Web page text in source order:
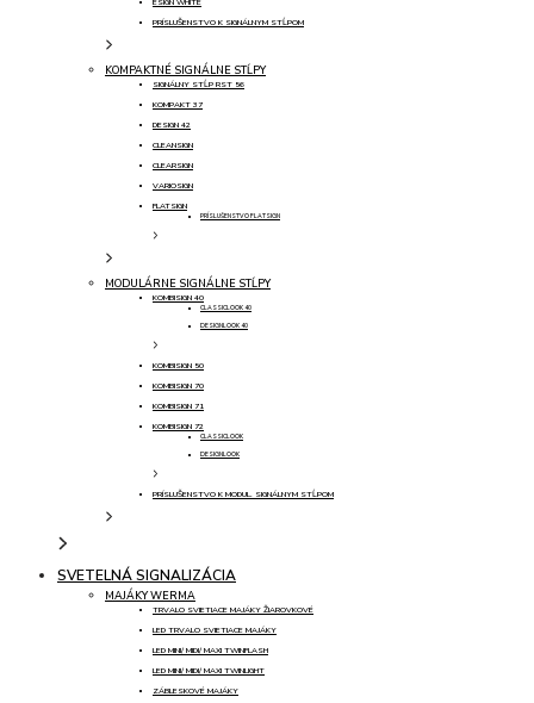
PRÍSLUŠENSTVO K SIGNÁLNYM STĹPOM
KOMPAKTNÉ SIGNÁLNE STĹPY
SIGNÁLNY STĹP RST 56
KOMPAKT 37
DESIGN 42
CLEANSIGN
CLEARSIGN
VARIOSIGN
FLATSIGN
PRÍSLUŠENSTVO FLATSIGN
MODULÁRNE SIGNÁLNE STĹPY
KOMBISIGN 40
CLASSICLOOK 40
DESIGNLOOK 40
KOMBISIGN 50
KOMBISIGN 70
KOMBISIGN 71
KOMBISIGN 72
CLASSICLOOK
DESIGNLOOK
PRÍSLUŠENSTVO K MODUL. SIGNÁLNYM STĹPOM
SVETELNÁ SIGNALIZÁCIA
MAJÁKY WERMA
TRVALO SVIETIACE MAJÁKY ŽIAROVKOVÉ
LED TRVALO SVIETIACE MAJÁKY
LED MINI/ MIDI/ MAXI TWINFLASH
LED MINI/ MIDI/ MAXI TWINLIGHT
ZÁBLESKOVÉ MAJÁKY